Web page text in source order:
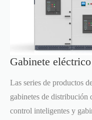
Gabinete eléctrico
Las series de productos
gabinetes de distribución
control inteligentes y